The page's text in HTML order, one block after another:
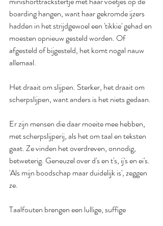
boarding hangen, want haar gekromde ijzers
hadden in het strijdgewoel een 'tikkie' gehad en
moesten opnieuw gesteld worden. Of
afgesteld of bijgesteld, het komt nogal nauw
allemaal.
Het draait om slijpen. Sterker, het draait om
scherpslijpen, want anders is het niets gedaan.
Er zijn mensen die daar moeite mee hebben,
met scherpslijperij, als het om taal en teksten
gaat. Ze vinden het overdreven, onnodig,
betweterig. Geneuzel over d's en t's, ij's en ei's.
'Als mijn boodschap maar duidelijk is', zeggen
ze.
Taalfouten brengen een lullige, suffige